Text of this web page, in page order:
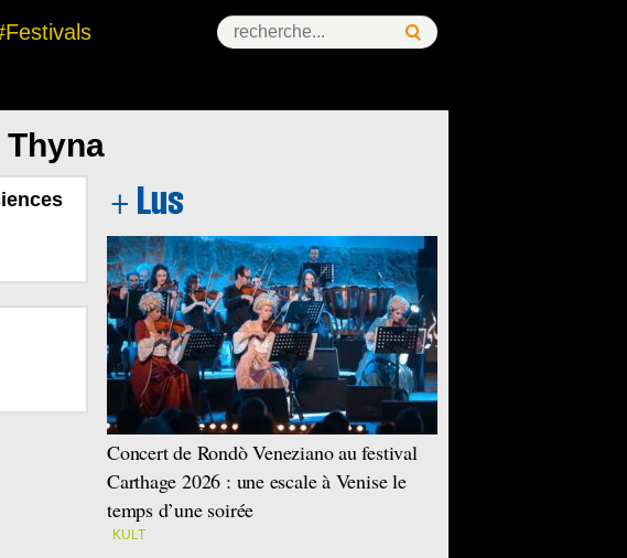
Concert de Rondò Veneziano au festival
Carthage 2026 : une escale à Venise le
temps d’une soirée
KULT